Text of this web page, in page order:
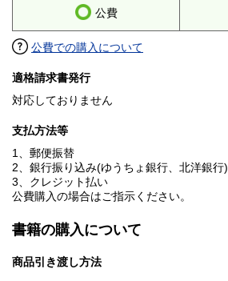
公費
公費での購入について
適格請求書発行
対応しておりません
支払方法等
1、郵便振替
2、銀行振り込み(ゆうちょ銀行、北洋銀行)
3、クレジット払い
公費購入の場合はご指示ください。
書籍の購入について
商品引き渡し方法